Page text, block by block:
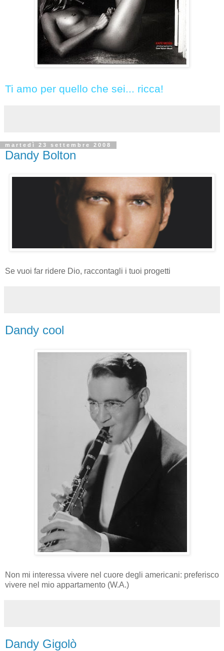
Ti amo per quello che sei... ricca!
martedì 23 settembre 2008
Dandy Bolton
Se vuoi far ridere Dio, raccontagli i tuoi progetti
Dandy cool
Non mi interessa vivere nel cuore degli americani: preferisco
vivere nel mio appartamento (W.A.)
Dandy Gigolò